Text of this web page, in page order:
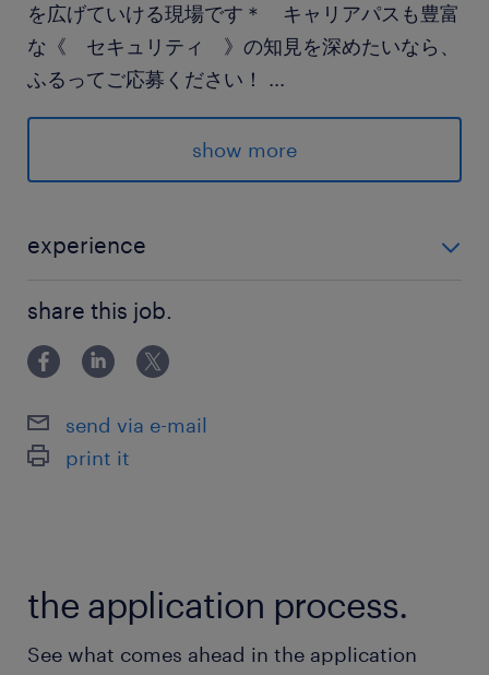
を広げていける現場です＊ キャリアパスも豊富
な《 セキュリティ 》の知見を深めたいなら、
ふるってご応募ください！ ...
＜＜品川＞＞
★週3日在宅
＜環境＞
Windows11
WSUS
Intune
京急本線、横須賀線、京浜東北線、山手線、東海
show more
experience
方 ◆Windows端末管理経験 ◆PowerShellまたはbatス
クリプト作成経験
share this job.
send via e-mail
print it
the application process.
See what comes ahead in the application